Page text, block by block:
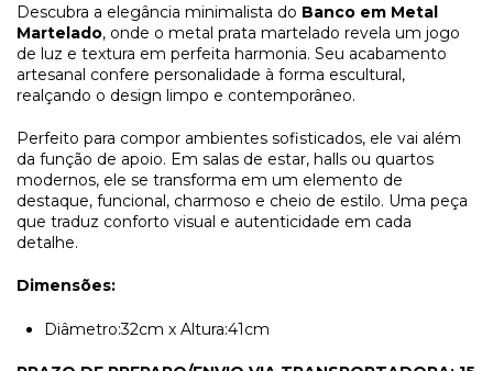
Descubra a elegância minimalista do Banco em Metal
Martelado, onde o metal prata martelado revela um jogo
de luz e textura em perfeita harmonia. Seu acabamento
artesanal confere personalidade à forma escultural,
realçando o design limpo e contemporâneo.
Perfeito para compor ambientes sofisticados, ele vai além
da função de apoio. Em salas de estar, halls ou quartos
modernos, ele se transforma em um elemento de
destaque, funcional, charmoso e cheio de estilo. Uma peça
que traduz conforto visual e autenticidade em cada
detalhe.
Dimensões:
Diâmetro:32cm x Altura:41cm